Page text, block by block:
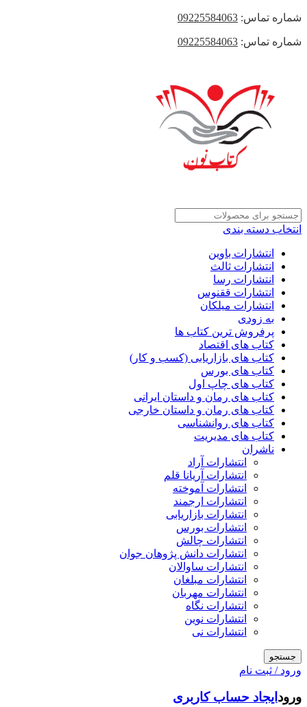
شماره تماس: 09225584063
شماره تماس: 09225584063
انتخاب دسته بندی
انتشارات باوین
انتشارات ثالث
انتشارات رسا
انتشارات ققنوس
انتشارات میلکان
به زودی
پرفروش ترین کتاب ها
کتاب های اقتصاد
کتاب های بازاریابی (کسب و کار)
کتاب های بورس
کتاب های چاپ اول
کتاب های رمان و داستان ایرانی
کتاب های رمان و داستان خارجی
کتاب های روانشناسی
کتاب های مدیریت
ناشران
انتشارات آراد
انتشارات آریانا قلم
انتشارات آموخته
انتشارات ارجمند
انتشارات بازاریابی
انتشارات بورس
انتشارات چالش
انتشارات دانش پژوهان جوان
انتشارات ساوالان
انتشارات مبلغان
انتشارات مهربان
انتشارات نگاه
انتشارات نوین
انتشارات نی
جستجو
ورود / ثبت نام
ورود ایجاد حساب کاربری